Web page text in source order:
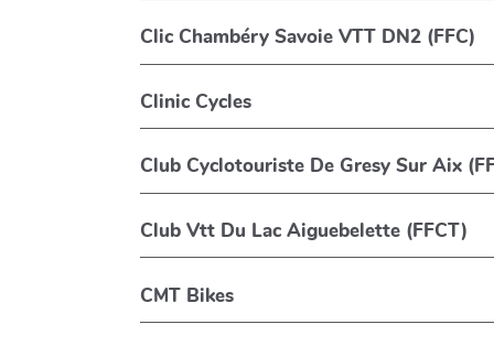
Clic Chambéry Savoie VTT DN2 (FFC)
Clinic Cycles
Club Cyclotouriste De Gresy Sur Aix
Club Vtt Du Lac Aiguebelette (FFCT)
CMT Bikes